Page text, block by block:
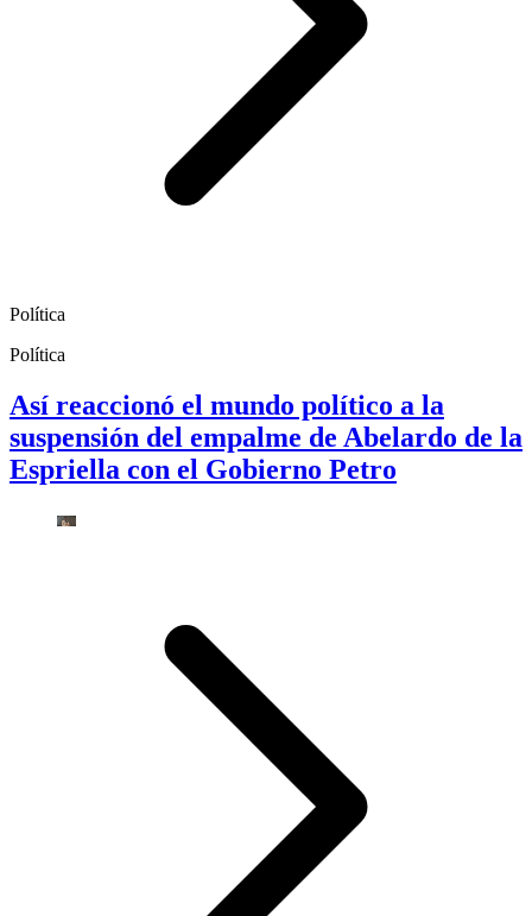
Política
Política
Así reaccionó el mundo político a la
suspensión del empalme de Abelardo de la
Espriella con el Gobierno Petro